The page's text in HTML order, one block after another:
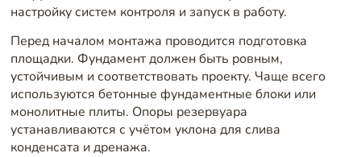
настройку систем контроля и запуск в работу.
Перед началом монтажа проводится подготовка
площадки. Фундамент должен быть ровным,
устойчивым и соответствовать проекту. Чаще всего
используются бетонные фундаментные блоки или
монолитные плиты. Опоры резервуара
устанавливаются с учётом уклона для слива
конденсата и дренажа.